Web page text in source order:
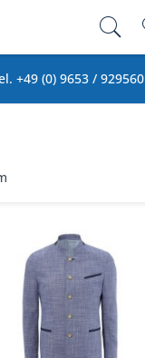
+49 (0) 9653 / 929560